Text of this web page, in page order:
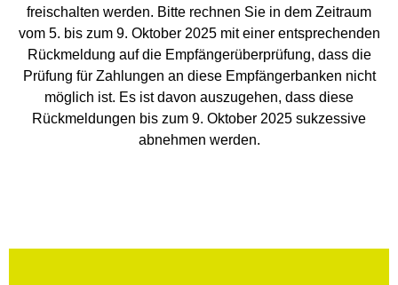
freischalten werden. Bitte rechnen Sie in dem Zeitraum
vom 5. bis zum 9. Oktober 2025 mit einer entsprechenden
Rückmeldung auf die Empfängerüberprüfung, dass die
Prüfung für Zahlungen an diese Empfängerbanken nicht
möglich ist. Es ist davon auszugehen, dass diese
Rückmeldungen bis zum 9. Oktober 2025 sukzessive
abnehmen werden.